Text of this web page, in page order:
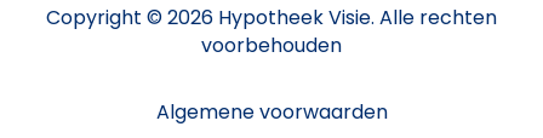
Copyright © 2026 Hypotheek Visie. Alle rechten
voorbehouden
Algemene voorwaarden